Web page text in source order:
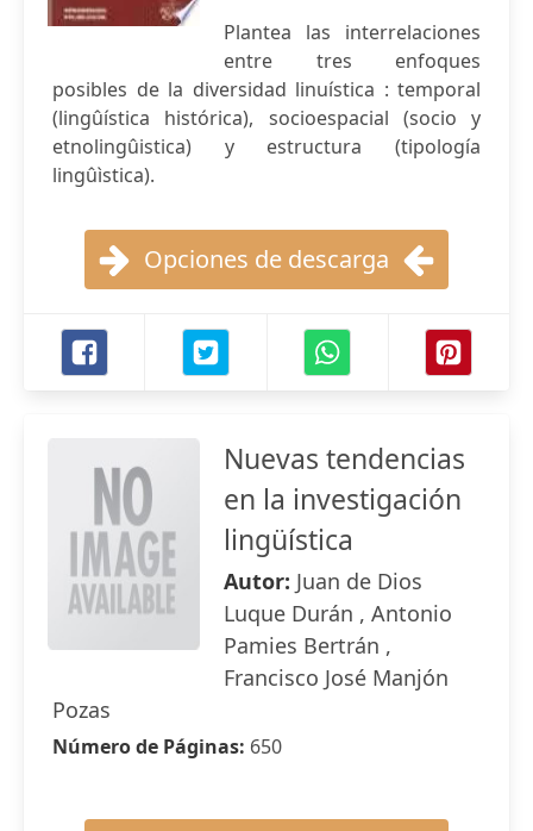
Plantea las interrelaciones
entre tres enfoques
posibles de la diversidad linuística : temporal
(lingûística histórica), socioespacial (socio y
etnolingûistica) y estructura (tipología
lingûìstica).
Opciones de descarga
Nuevas tendencias
en la investigación
lingüística
Autor: Juan de Dios
Luque Durán , Antonio
Pamies Bertrán ,
Francisco José Manjón
Pozas
Número de Páginas: 650